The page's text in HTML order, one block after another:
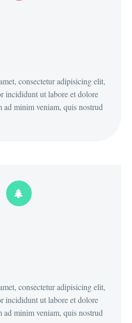
consectetur adipisicing elit,
incididunt ut labore et dolore
ad minim veniam, quis nostrud


consectetur adipisicing elit,
incididunt ut labore et dolore
ad minim veniam, quis nostrud